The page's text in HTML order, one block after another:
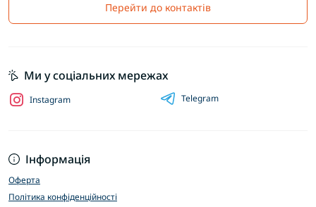
Перейти до контактів
Інформація
Оферта
Політика конфіденційності
Ми у соціальних мережах
Instagram Telegram